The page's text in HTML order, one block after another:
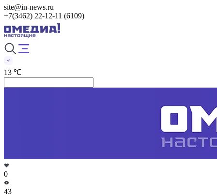
site@in-news.ru
+7(3462) 22-12-11 (6109)
13 ℃
0
43